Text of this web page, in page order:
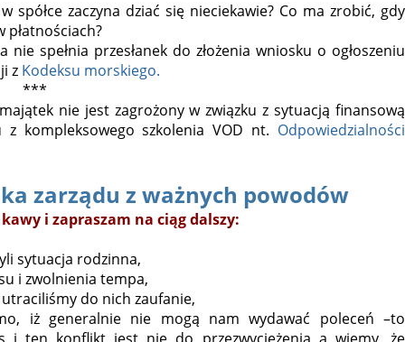
spółce zaczyna dziać się nieciekawie? Co ma zrobić, gdy
płatnościach?
nie spełnia przesłanek do złożenia wniosku o ogłoszeniu
z Kodeksu morskiego.
***
nie jest zagrożony w związku z sytuacją finansową
kompleksowego szkolenia VOD nt. Odpowiedzialności
zarządu z ważnych powodów
i zapraszam na ciąg dalszy:
sytuacja rodzinna,
i zwolnienia tempa,
do nich zaufanie,
iż generalnie nie mogą nam wydawać poleceń –to